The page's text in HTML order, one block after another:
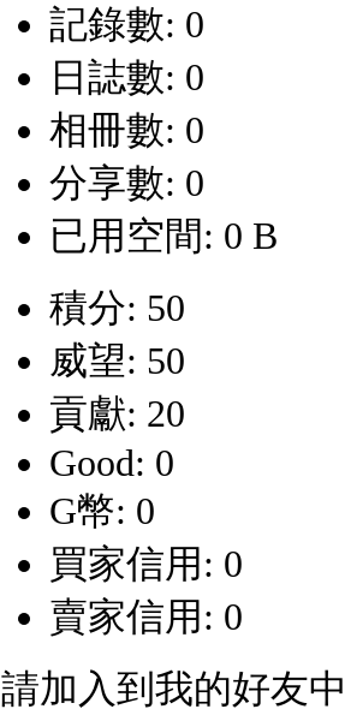
記錄數: 0
日誌數: 0
相冊數: 0
分享數: 0
已用空間: 0 B
積分: 50
威望: 50
貢獻: 20
Good: 0
G幣: 0
買家信用: 0
賣家信用: 0
請加入到我的好友